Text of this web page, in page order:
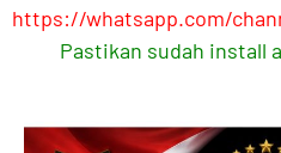
https://whatsapp.com/
Pastikan sudah install